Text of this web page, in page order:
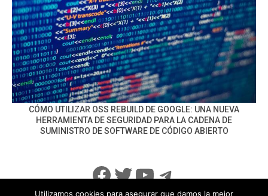
CÓMO UTILIZAR OSS REBUILD DE GOOGLE: UNA NUEVA
HERRAMIENTA DE SEGURIDAD PARA LA CADENA DE
SUMINISTRO DE SOFTWARE DE CÓDIGO ABIERTO
Facebook
Twitter
YouTube
Telegram
Utilizamos cookies para asegurar que damos la mejor